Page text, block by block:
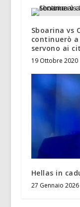
Sboarina vs
continuerò
servono ai
19 Ottobre 2020
Hellas in
27 Gennaio 2026